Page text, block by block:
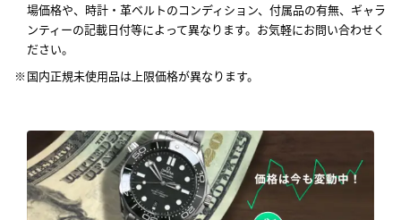
場価格や、時計・革ベルトのコンディション、付属品の有無、ギャラ
ンティーの記載日付等によって異なります。お気軽にお問い合わせく
ださい。
国内正規未使用品は上限価格が異なります。